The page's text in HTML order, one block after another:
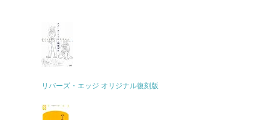
リバーズ・エッジ オリジナル復刻版